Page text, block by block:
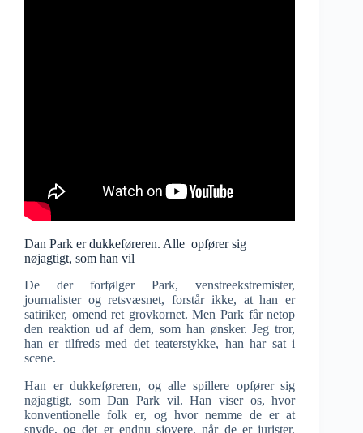
Dan Park er dukkeføreren. Alle opfører sig
nøjagtigt, som han vil
De der forfølger Park, venstreekstremister,
journalister og retsvæsnet, forstår ikke, at han er
satiriker, omend ret grovkornet. Men Park får netop
den reaktion ud af dem, som han ønsker. Jeg tror,
han er tilfreds med det teaterstykke, han har sat i
scene.
Han er dukkeføreren, og alle spillere opfører sig
nøjagtigt, som Dan Park vil. Han viser os, hvor
konventionelle folk er, og hvor nemme de er at
snyde, og det er endnu sjovere, når de er jurister,